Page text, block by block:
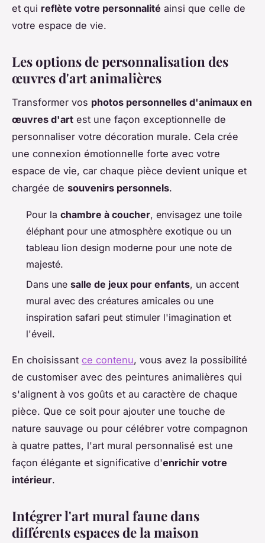
et qui reflète votre personnalité ainsi que celle de
votre espace de vie.
Les options de personnalisation des
œuvres d'art animalières
Transformer vos photos personnelles d'animaux en
œuvres d'art est une façon exceptionnelle de
personnaliser votre décoration murale. Cela crée
une connexion émotionnelle forte avec votre
espace de vie, car chaque pièce devient unique et
chargée de souvenirs personnels.
Pour la chambre à coucher, envisagez une toile
éléphant pour une atmosphère exotique ou un
tableau lion design moderne pour une note de
majesté.
Dans une salle de jeux pour enfants, un accent
mural avec des créatures amicales ou une
inspiration safari peut stimuler l'imagination et
l'éveil.
En choisissant ce contenu, vous avez la possibilité
de customiser avec des peintures animalières qui
s'alignent à vos goûts et au caractère de chaque
pièce. Que ce soit pour ajouter une touche de
nature sauvage ou pour célébrer votre compagnon
à quatre pattes, l'art mural personnalisé est une
façon élégante et significative d'enrichir votre
intérieur.
Intégrer l'art mural faune dans
différents espaces de la maison